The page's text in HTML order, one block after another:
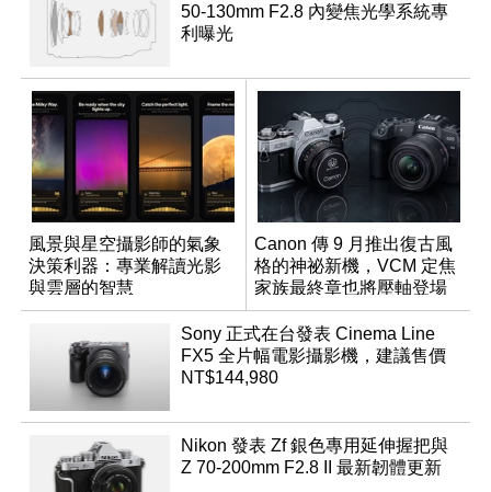
50-130mm F2.8 內變焦光學系統專
利曝光
風景與星空攝影師的氣象
決策利器：專業解讀光影
與雲層的智慧
App「Atmos」登場
Canon 傳 9 月推出復古風
格的神祕新機，VCM 定焦
家族最終章也將壓軸登場
Sony 正式在台發表 Cinema Line
FX5 全片幅電影攝影機，建議售價
NT$144,980
Nikon 發表 Zf 銀色專用延伸握把與
Z 70-200mm F2.8 II 最新韌體更新